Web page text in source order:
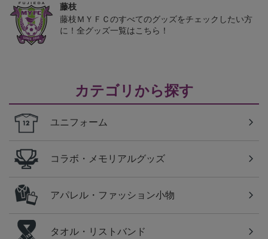
藤枝
藤枝ＭＹＦＣのすべてのグッズをチェックしたい方
に！全グッズ一覧はこちら！
カテゴリから探す
ユニフォーム
コラボ・メモリアルグッズ
アパレル・ファッション小物
タオル・リストバンド